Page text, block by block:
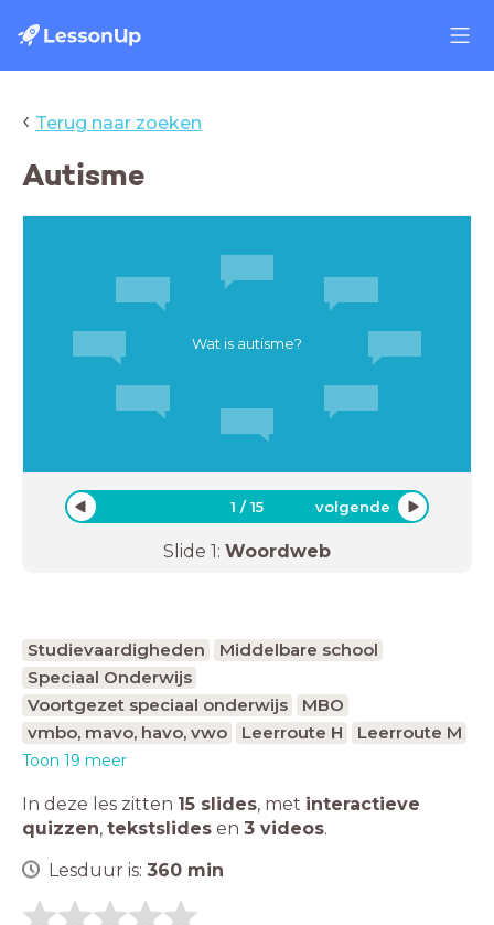
‹ Terug naar zoeken
Autisme
Wat is autisme?
1 /15 volgende
Slide 1: Woordweb
Studievaardigheden
Middelbare school
Speciaal Onderwijs
Voortgezet speciaal onderwijs
MBO
vmbo, mavo, havo, vwo
Leerroute H Leerroute M
Toon 19 meer
In deze les zitten 15 slides, met interactieve
quizzen, tekstslides en 3 videos.
Lesduur is: 360 min